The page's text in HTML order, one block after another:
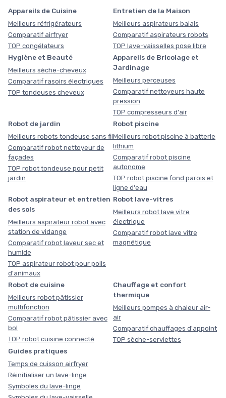
Appareils de Cuisine
Meilleurs réfrigérateurs
Comparatif airfryer
TOP congélateurs
Entretien de la Maison
Meilleurs aspirateurs balais
Comparatif aspirateurs robots
TOP lave-vaisselles pose libre
Hygiène et Beauté
Meilleurs sèche-cheveux
Comparatif rasoirs électriques
TOP tondeuses cheveux
Appareils de Bricolage et
Jardinage
Meilleurs perceuses
Comparatif nettoyeurs haute
pression
TOP compresseurs d'air
Robot de jardin
Meilleurs robots tondeuse sans fil
Comparatif robot nettoyeur de
façades
TOP robot tondeuse pour petit
jardin
Robot piscine
Meilleurs robot piscine à batterie
lithium
Comparatif robot piscine
autonome
TOP robot piscine fond parois et
ligne d'eau
Robot aspirateur et entretien
des sols
Meilleurs aspirateur robot avec
station de vidange
Comparatif robot laveur sec et
humide
TOP aspirateur robot pour poils
d'animaux
Robot lave-vitres
Meilleurs robot lave vitre
électrique
Comparatif robot lave vitre
magnétique
Robot de cuisine
Meilleurs robot pâtissier
multifonction
Comparatif robot pâtissier avec
bol
TOP robot cuisine connecté
Chauffage et confort
thermique
Meilleurs pompes à chaleur air-
air
Comparatif chauffages d'appoint
TOP sèche-serviettes
Guides pratiques
Temps de cuisson airfryer
Réinitialiser un lave-linge
Symboles du lave-linge